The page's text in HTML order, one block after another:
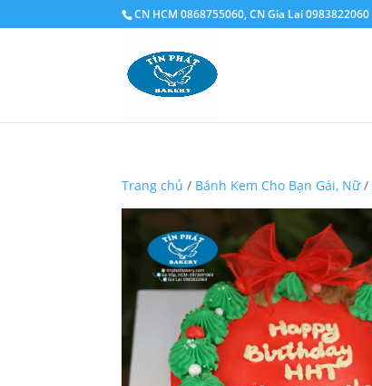
CN HCM 0868755060, CN Gia Lai 0983822060
Trang chủ / Bánh Kem Cho Bạn Gái, Nữ/